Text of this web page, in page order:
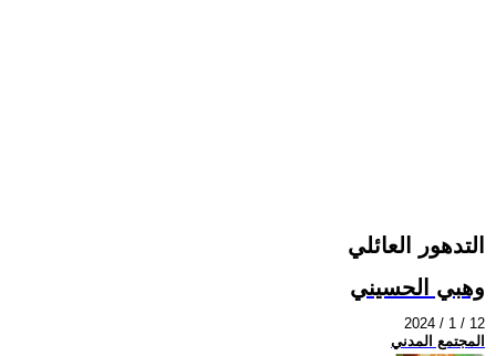
التدهور العائلي
وهبي الحسيني
2024 / 1 / 12
المجتمع المدني